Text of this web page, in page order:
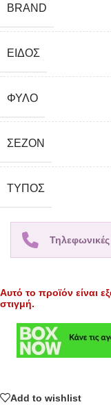
BRAND
ΕΊΔΟΣ
ΦΎΛΟ
ΣΕΖΌΝ
TΎΠΟΣ
Αυτό το προϊόν είναι
στιγμή.
Add to wishlist